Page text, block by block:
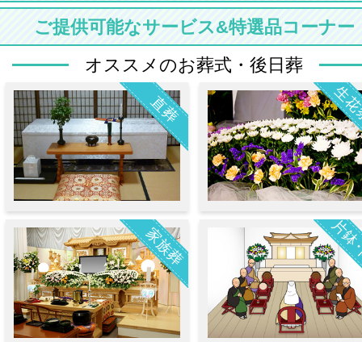
ご提供可能なサービス&特選品コーナー
オススメのお葬式・後日葬
直葬 生
家族葬 片